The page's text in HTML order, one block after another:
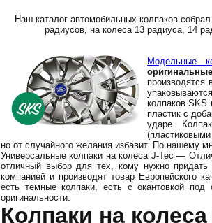
Наш каталог автомобильных колпаков
радиусов, на колеса 13 радиуса, 14
Модельные
производятся
колпаков SKS
пластик с
ударе.
но от случайного желания избавит. По нашему
Универсальные колпаки на колеса J-Tec —
отличный выбор для тех, кому нужно
компанией и производят товар Европейского
есть темные колпаки, есть с окантовкой
оригинальности.
Колпаки на